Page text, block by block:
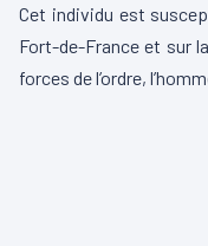
Cet individu est
Fort-de-France et sur
forces de l’ordre,